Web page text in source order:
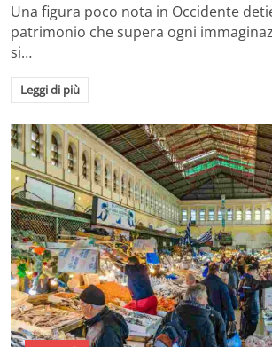
Una figura poco nota in Occidente
patrimonio che supera ogni
si…
Leggi di più